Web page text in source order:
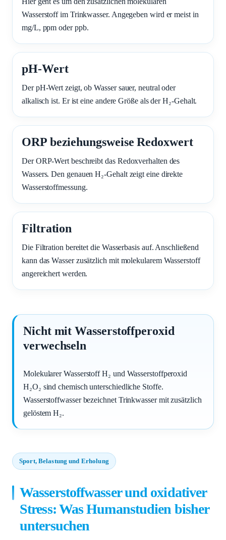
Wasserstoff im Trinkwasser. Angegeben wird er meist in
mg/L, ppm oder ppb.
pH-Wert
Der pH-Wert zeigt, ob Wasser sauer, neutral oder
alkalisch ist. Er ist eine andere Größe als der H₂-Gehalt.
ORP beziehungsweise Redoxwert
Der ORP-Wert beschreibt das Redoxverhalten des
Wassers. Den genauen H₂-Gehalt zeigt eine direkte
Wasserstoffmessung.
Filtration
Die Filtration bereitet die Wasserbasis auf. Anschließend
kann das Wasser zusätzlich mit molekularem Wasserstoff
angereichert werden.
Nicht mit Wasserstoffperoxid
verwechseln
Molekularer Wasserstoff H₂ und Wasserstoffperoxid
H₂O₂ sind chemisch unterschiedliche Stoffe.
Wasserstoffwasser bezeichnet Trinkwasser mit zusätzlich
gelöstem H₂.
Sport, Belastung und Erholung
Wasserstoffwasser und oxidativer
Stress: Was Humanstudien bisher
untersuchen